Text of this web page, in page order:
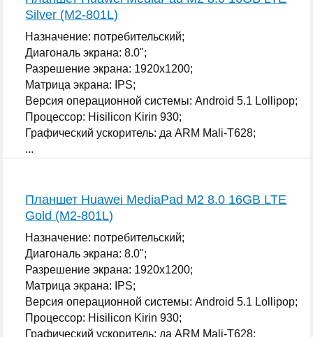
Silver (M2-801L)
Назначение: потребительский;
Диагональ экрана: 8.0";
Разрешение экрана: 1920x1200;
Матрица экрана: IPS;
Версия операционной системы: Android 5.1 Lollipop;
Процессор: Hisilicon Kirin 930;
Графический ускоритель: да ARM Mali-T628;
...
Планшет Huawei MediaPad M2 8.0 16GB LTE
Gold (M2-801L)
Назначение: потребительский;
Диагональ экрана: 8.0";
Разрешение экрана: 1920x1200;
Матрица экрана: IPS;
Версия операционной системы: Android 5.1 Lollipop;
Процессор: Hisilicon Kirin 930;
Графический ускоритель: да ARM Mali-T628;